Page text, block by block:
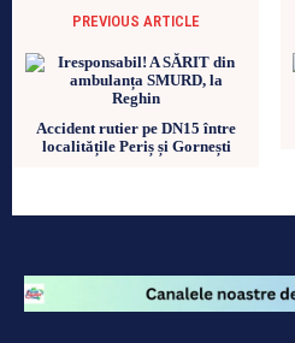
PREVIOUS ARTICLE
Accident rutier pe DN15 între
localitățile Periș și Gornești